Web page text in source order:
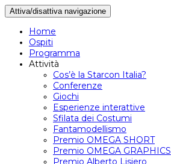
Attiva/disattiva navigazione
Home
Ospiti
Programma
Attività
Cos’è la Starcon Italia?
Conferenze
Giochi
Esperienze interattive
Sfilata dei Costumi
Fantamodellismo
Premio OMEGA SHORT
Premio OMEGA GRAPHICS
Premio Alberto Lisiero